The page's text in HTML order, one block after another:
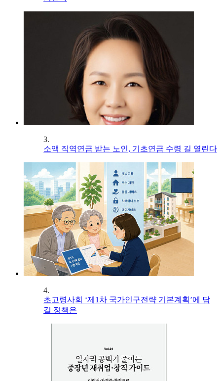
3.
소액 직역연금 받는 노인, 기초연금 수령 길 열린다
4.
초고령사회 ‘제1차 국가인구전략 기본계획’에 담
길 정책은